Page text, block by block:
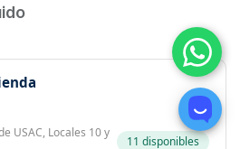
USAC, Locales 10 y
11 disponibles